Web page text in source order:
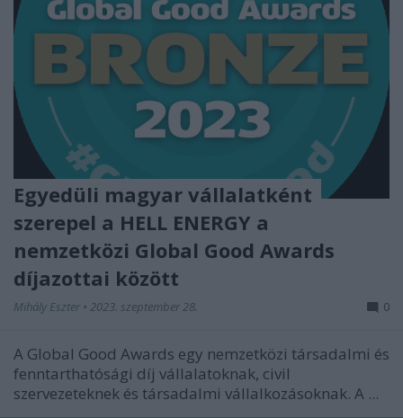
Egyedüli magyar vállalatként
szerepel a HELL ENERGY a
nemzetközi Global Good Awards
díjazottai között
Mihály Eszter • 2023. szeptember 28. 0
A Global Good Awards egy nemzetközi társadalmi és
fenntarthatósági díj vállalatoknak, civil
szervezeteknek és társadalmi vállalkozásoknak. A ...